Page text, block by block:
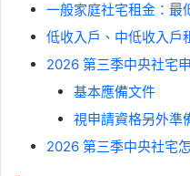
一般家庭社宅租金：最
低收入戶、中低收入戶
2026 第三季中央社宅
基本應備文件
視申請資格另外準
2026 第三季中央社宅